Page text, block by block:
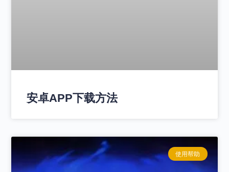
安卓APP下载方法
使用帮助